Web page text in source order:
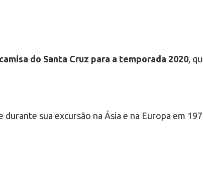
do Santa Cruz para a temporada 2020,
sua excursão na Ásia e na Europa em